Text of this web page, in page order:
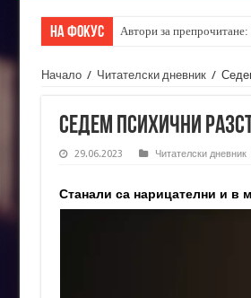
На фокус Кирил Кадийски: „Плачът
Начало / Читателски дневник /
Седем психични
29.06.2023 Читателски дневник
Станали са нарицателни и в